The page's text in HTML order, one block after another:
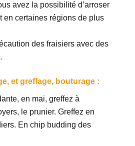
avez la possibilité d’arroser
en certaines régions de plus
des fraisiers avec des
et greffage, bouturage :
en mai, greffez à
le prunier. Greffez en
En chip budding des